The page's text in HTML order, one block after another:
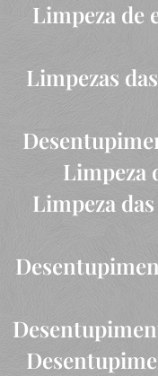
Limpeza de
Limpezas
Limpeza
Limpeza